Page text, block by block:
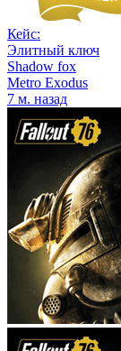
Кейс:
Элитный ключ
Shadow fox
Metro Exodus
7 м. назад